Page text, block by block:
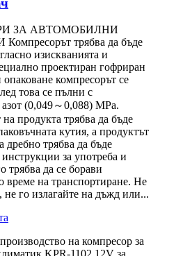
ЗА АВТОМОБИЛНИ
трябва да бъде
изискванията и
проектиран гофриран
компресорът се
това се пълни с
(0,049～0,088) MPa.
продукта трябва да бъде
кутия, а продуктът
дребно трябва да бъде
за употреба и
трябва да се борави
време на транспортиране. Не
не го излагайте на дъжд или...